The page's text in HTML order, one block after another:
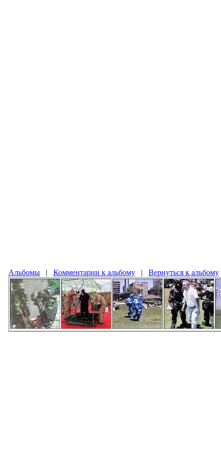
Альбомы | Комментарии к альбому | Вернуться к альбому